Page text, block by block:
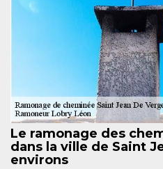
Le ramonage des
dans la ville de Saint
environs